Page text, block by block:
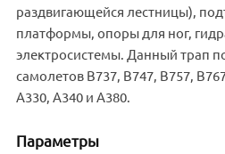
раздвигающейся лестницы),
платформы, опоры для ног,
электросистемы. Данный трап
самолетов B737, B747, B757,
A330, A340 и A380.
Параметры